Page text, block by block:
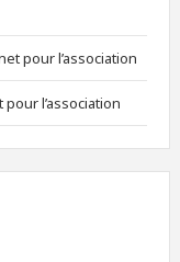
pour l’association
l’association